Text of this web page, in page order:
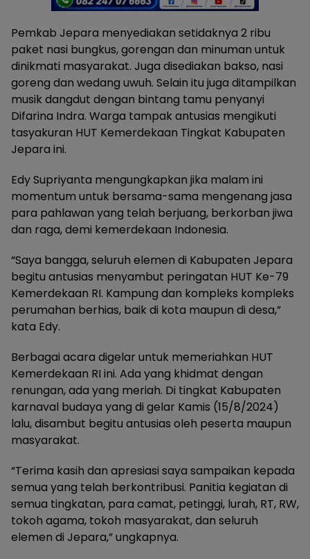
Pemkab Jepara menyediakan setidaknya 2 ribu
paket nasi bungkus, gorengan dan minuman untuk
dinikmati masyarakat. Juga disediakan bakso, nasi
goreng dan wedang uwuh. Selain itu juga ditampilkan
musik dangdut dengan bintang tamu penyanyi
Difarina Indra. Warga tampak antusias mengikuti
tasyakuran HUT Kemerdekaan Tingkat Kabupaten
Jepara ini.
Edy Supriyanta mengungkapkan jika malam ini
momentum untuk bersama-sama mengenang jasa
para pahlawan yang telah berjuang, berkorban jiwa
dan raga, demi kemerdekaan Indonesia.
“Saya bangga, seluruh elemen di Kabupaten Jepara
begitu antusias menyambut peringatan HUT Ke-79
Kemerdekaan RI. Kampung dan kompleks kompleks
perumahan berhias, baik di kota maupun di desa,”
kata Edy.
Berbagai acara digelar untuk memeriahkan HUT
Kemerdekaan RI ini. Ada yang khidmat dengan
renungan, ada yang meriah. Di tingkat Kabupaten
karnaval budaya yang di gelar Kamis (15/8/2024)
lalu, disambut begitu antusias oleh peserta maupun
masyarakat.
“Terima kasih dan apresiasi saya sampaikan kepada
semua yang telah berkontribusi. Panitia kegiatan di
semua tingkatan, para camat, petinggi, lurah, RT, RW,
tokoh agama, tokoh masyarakat, dan seluruh
elemen di Jepara,” ungkapnya.